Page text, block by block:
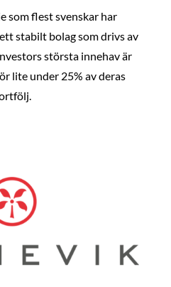
som flest svenskar har
stabilt bolag som drivs av
största innehav är
lite under 25% av deras